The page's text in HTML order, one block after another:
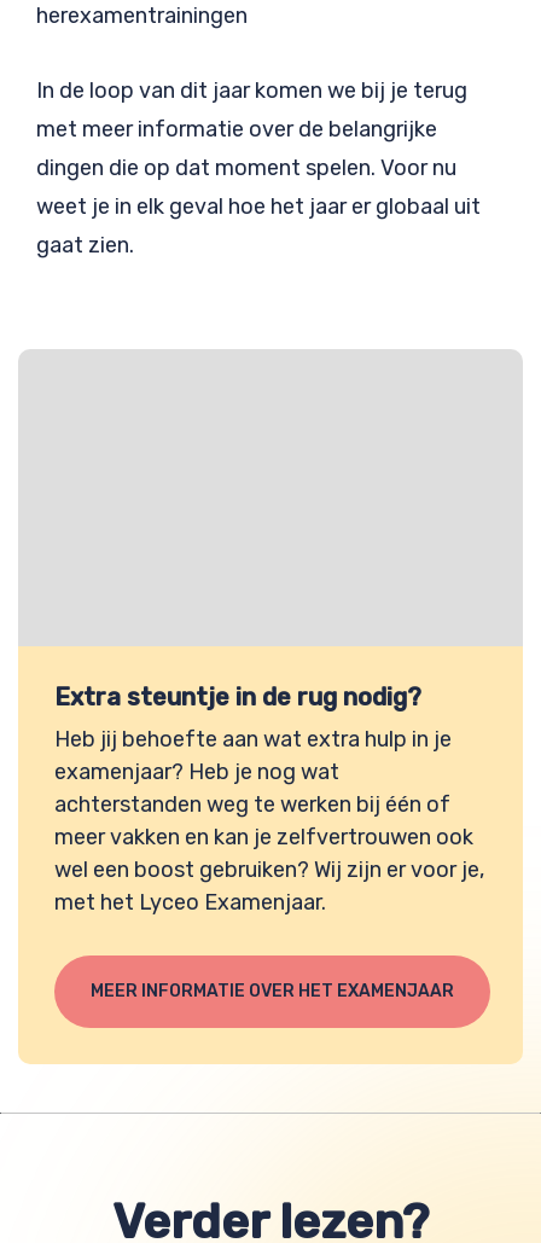
herexamentrainingen
In de loop van dit jaar komen we bij je terug
met meer informatie over de belangrijke
dingen die op dat moment spelen. Voor nu
weet je in elk geval hoe het jaar er globaal uit
gaat zien.
Extra steuntje in de rug nodig?
Heb jij behoefte aan wat extra hulp in je
examenjaar? Heb je nog wat
achterstanden weg te werken bij één of
meer vakken en kan je zelfvertrouwen ook
wel een boost gebruiken? Wij zijn er voor je,
met het Lyceo Examenjaar.
MEER INFORMATIE OVER HET EXAMENJAAR
Verder lezen?